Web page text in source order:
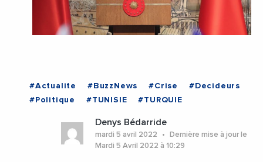
#Actualite #BuzzNews #Crise
#Decideurs
#Politique
#TUNISIE #TURQUIE
Denys Bédarride
mardi 5 avril 2022
Dernière mise à jour le
Mardi 5 Avril 2022 à 10:29